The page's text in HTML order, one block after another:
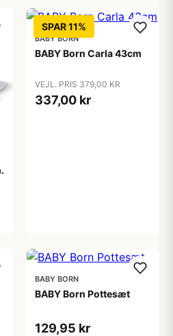
SPAR 11%
BABY BORN
BABY Born Carla 43cm
VEJL. PRIS 379,00 KR
337,00 kr
BABY BORN
BABY Born Pottesæt
129,95 kr